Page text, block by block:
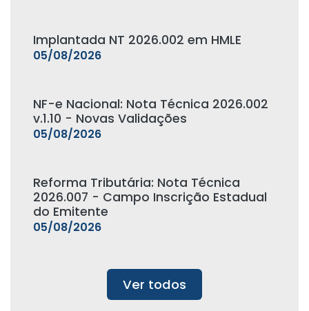
Implantada NT 2026.002 em HMLE
05/08/2026
NF-e Nacional: Nota Técnica 2026.002
v.1.10 - Novas Validações
05/08/2026
Reforma Tributária: Nota Técnica
2026.007 - Campo Inscrição Estadual
do Emitente
05/08/2026
Ver todos